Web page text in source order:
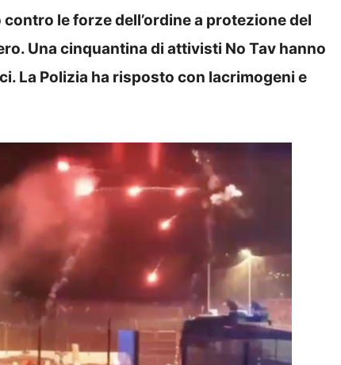
le forze dell’ordine a protezione del
Una cinquantina di attivisti No Tav hanno
La Polizia ha risposto con lacrimogeni e